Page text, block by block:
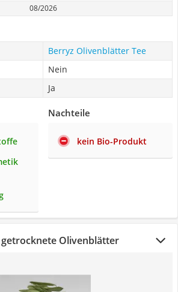
08/2026
Berryz Olivenblätter Tee
Nein
Ja
Nachteile
kein Bio-Produkt
Olivenblätter